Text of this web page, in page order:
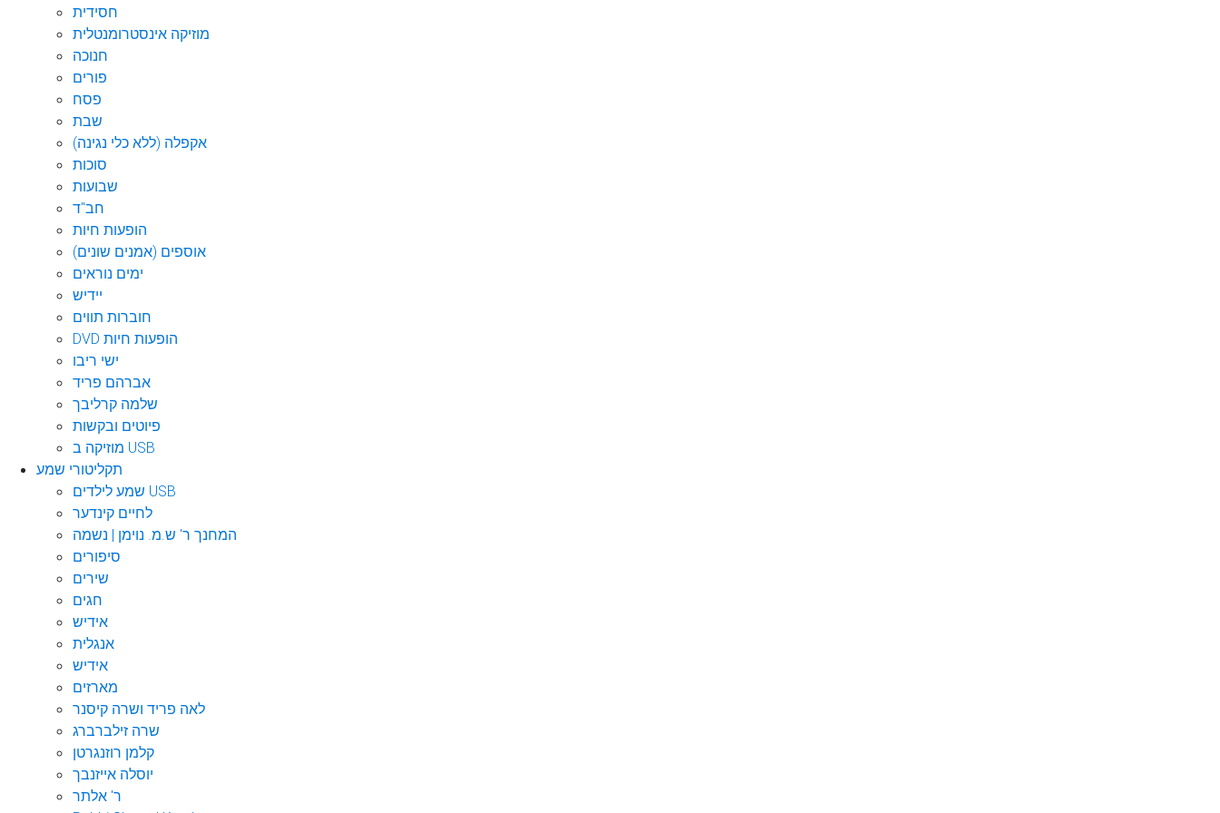
חסידית
מוזיקה אינסטרומנטלית
חנוכה
פורים
פסח
שבת
אקפלה (ללא כלי נגינה)
סוכות
שבועות
חב"ד
הופעות חיות
אוספים (אמנים שונים)
ימים נוראים
יידיש
חוברות תווים
DVD הופעות חיות
ישי ריבו
אברהם פריד
שלמה קרליבך
פיוטים ובקשות
מוזיקה ב USB
תקליטורי שמע
שמע לילדים USB
לחיים קינדער
המחנך ר' ש.מ. נוימן | נשמה
סיפורים
שירים
חגים
אידיש
אנגלית
אידיש
מארזים
לאה פריד ושרה קיסנר
שרה זילברברג
קלמן רוזנגרטן
יוסלה אייזנבך
ר' אלתר